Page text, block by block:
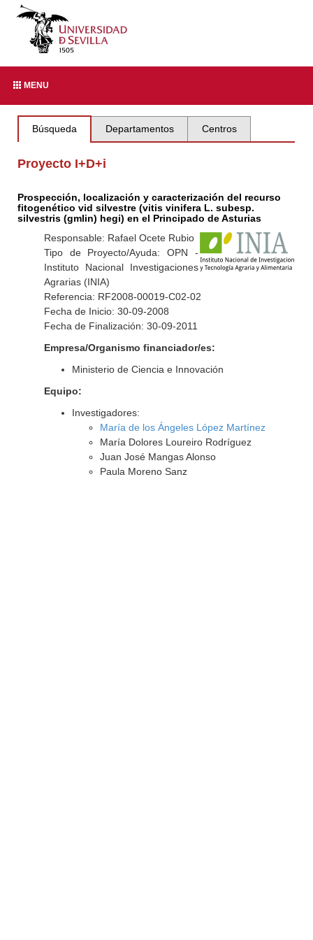
MENU
Búsqueda Departamentos Centros
Proyecto I+D+i
Prospección, localización y caracterización del recurso
fitogenético vid silvestre (vitis vinifera L. subesp.
silvestris (gmlin) hegi) en el Principado de Asturias
Responsable: Rafael Ocete Rubio
Tipo de Proyecto/Ayuda: OPN -
Instituto Nacional Investigaciones
Agrarias (INIA)
Referencia: RF2008-00019-C02-02
Fecha de Inicio: 30-09-2008
Fecha de Finalización: 30-09-2011
Empresa/Organismo financiador/es:
Ministerio de Ciencia e Innovación
Equipo:
Investigadores:
María de los Ángeles López Martínez
María Dolores Loureiro Rodríguez
Juan José Mangas Alonso
Paula Moreno Sanz